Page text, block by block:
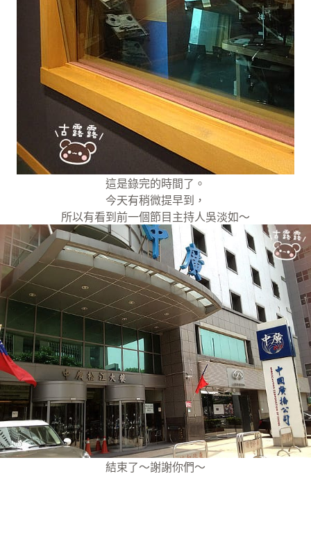
這是錄完的時間了。
今天有稍微提早到，
所以有看到前一個節目主持人吳淡如～
結束了～謝謝你們～